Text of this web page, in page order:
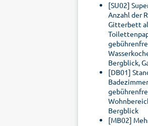
[SU02]
Anzahl der
Gitterbett
Bergblick,
[DB01]
Bergblick
[MB02]